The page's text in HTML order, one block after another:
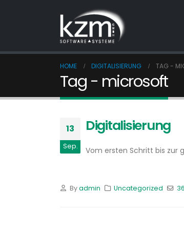
HOME DIGITALISIERUNG TAG -
Tag - microsoft
13
Sep.
Digitalisierung
Vom ersten Schritt bis zur
Byadmin Uncategorized